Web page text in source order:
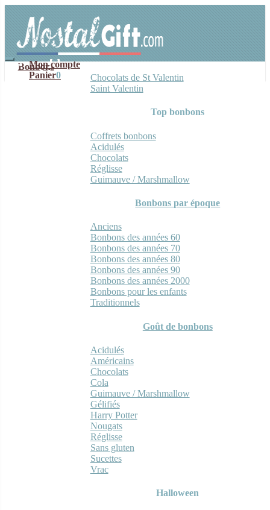
navigation
contenu
Mon compte
Panier0
Bonbons
Chocolats de St Valentin
Saint Valentin
Top bonbons
Coffrets bonbons
Acidulés
Chocolats
Réglisse
Guimauve / Marshmallow
Bonbons par époque
Anciens
Bonbons des années 60
Bonbons des années 70
Bonbons des années 80
Bonbons des années 90
Bonbons des années 2000
Bonbons pour les enfants
Traditionnels
Goût de bonbons
Acidulés
Américains
Chocolats
Cola
Guimauve / Marshmallow
Gélifiés
Harry Potter
Nougats
Réglisse
Sans gluten
Sucettes
Vrac
Halloween